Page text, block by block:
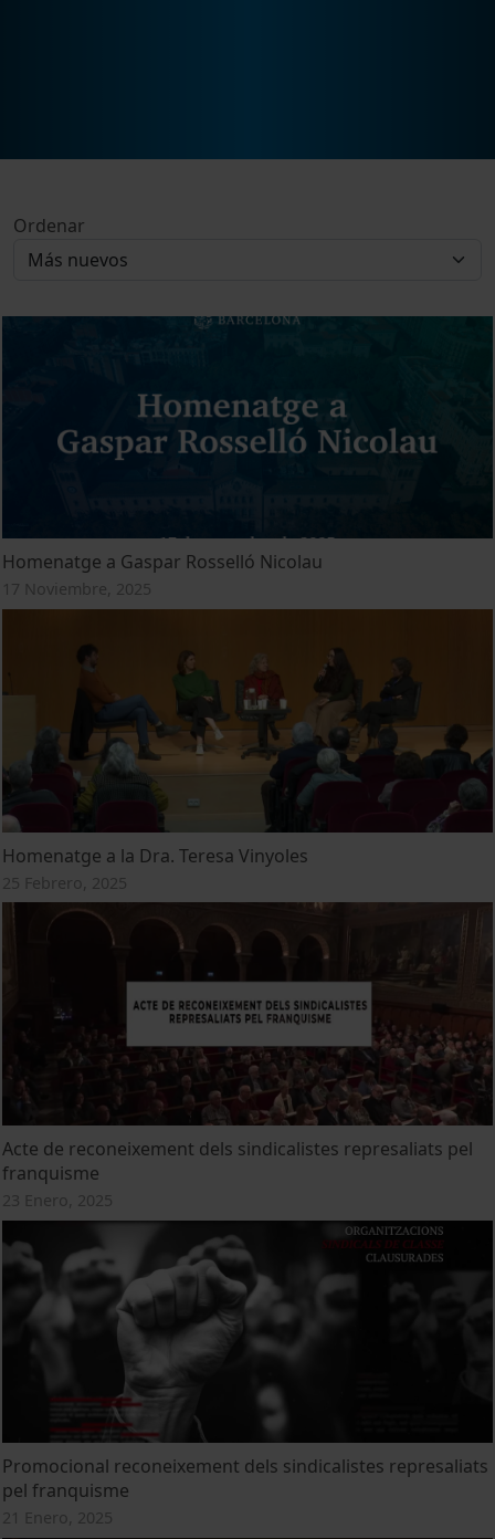
Ordenar
Homenatge a Gaspar Rosselló Nicolau
17 Noviembre, 2025
Homenatge a la Dra. Teresa Vinyoles
25 Febrero, 2025
Acte de reconeixement dels sindicalistes represaliats pel
franquisme
23 Enero, 2025
Promocional reconeixement dels sindicalistes represaliats
pel franquisme
21 Enero, 2025